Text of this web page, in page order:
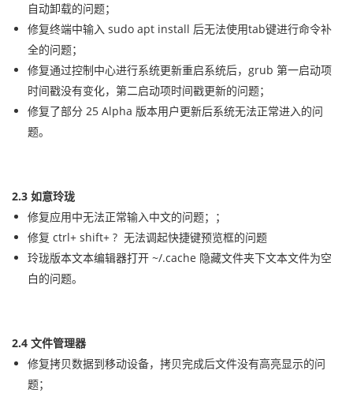
自动卸载的问题；
修复终端中输入 sudo apt install 后无法使用tab键进行命令补
全的问题；
修复通过控制中心进行系统更新重启系统后，grub 第一启动项
时间戳没有变化，第二启动项时间戳更新的问题；
修复了部分 25 Alpha 版本用户更新后系统无法正常进入的问
题。
2.3 如意玲珑
修复应用中无法正常输入中文的问题；；
修复 ctrl+ shift+ ? 无法调起快捷键预览框的问题
玲珑版本文本编辑器打开 ~/.cache 隐藏文件夹下文本文件为空
白的问题。
2.4 文件管理器
修复拷贝数据到移动设备，拷贝完成后文件没有高亮显示的问
题；